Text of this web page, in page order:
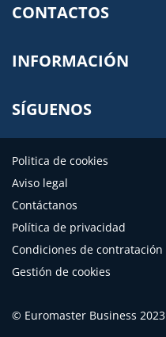
CONTACTOS
INFORMACIÓN
SÍGUENOS
Politica de cookies
Aviso legal
Contáctanos
Política de privacidad
Condiciones de contratación
Gestión de cookies
© Euromaster Business 2023